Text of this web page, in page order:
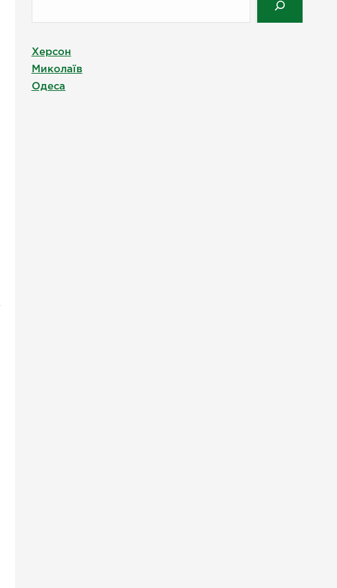
Херсон
Миколаїв
Одеса